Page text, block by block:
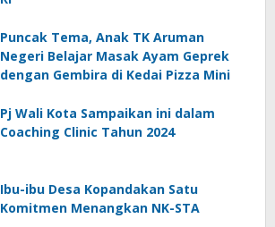
Puncak Tema, Anak TK Aruman
Negeri Belajar Masak Ayam Geprek
dengan Gembira di Kedai Pizza Mini
Pj Wali Kota Sampaikan ini dalam
Coaching Clinic Tahun 2024
Ibu-ibu Desa Kopandakan Satu
Komitmen Menangkan NK-STA